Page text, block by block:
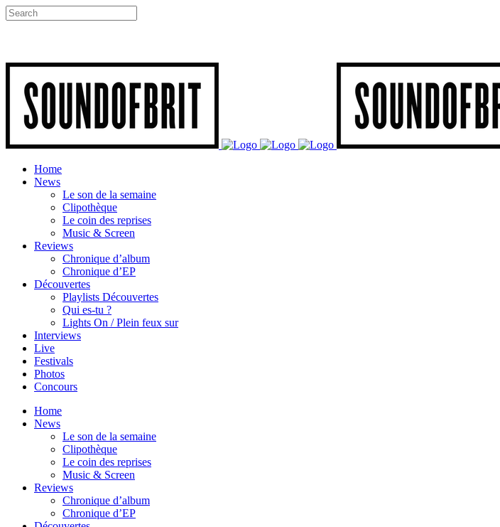
Home
News
Le son de la semaine
Clipothèque
Le coin des reprises
Music & Screen
Reviews
Chronique d’album
Chronique d’EP
Découvertes
Playlists Découvertes
Qui es-tu ?
Lights On / Plein feux sur
Interviews
Live
Festivals
Photos
Concours
Home
News
Le son de la semaine
Clipothèque
Le coin des reprises
Music & Screen
Reviews
Chronique d’album
Chronique d’EP